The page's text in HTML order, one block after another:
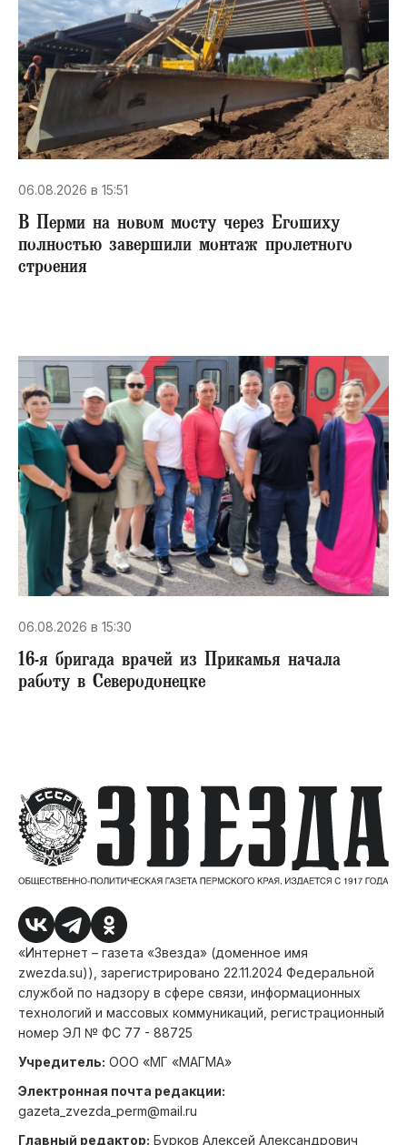
06.08.2026 в 15:51
В Перми на новом мосту через Егошиху
полностью завершили монтаж пролетного
строения
06.08.2026 в 15:30
16-я бригада врачей из Прикамья начала
работу в Северодонецке
«Интернет – газета «Звезда» (доменное имя
zwezda.su)), зарегистрировано 22.11.2024 Федеральной
службой по надзору в сфере связи, информационных
технологий и массовых коммуникаций, регистрационный
номер ЭЛ № ФС 77 - 88725
Учредитель: ООО «МГ «МАГМА»
Электронная почта редакции:
gazeta_zvezda_perm@mail.ru
Главный редактор: Бурков Алексей Александрович